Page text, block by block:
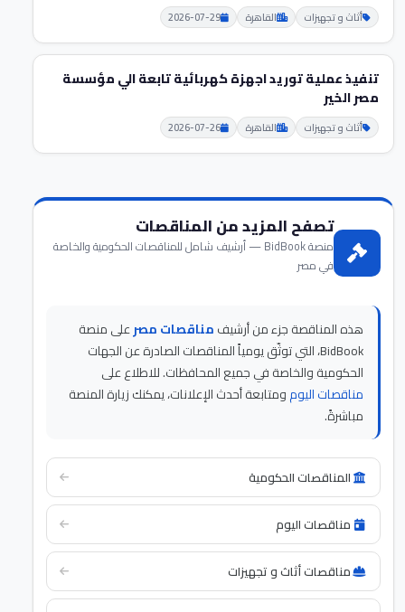
أثاث و تجهيزات القاهرة 2026-07-29
تنفيذ عملية توريد اجهزة كهربائية تابعة الي مؤسسة
مصر الخير
أثاث و تجهيزات القاهرة 2026-07-26
تصفح المزيد من المناقصات
منصة BidBook — أرشيف شامل للمناقصات الحكومية والخاصة
في مصر
هذه المناقصة جزء من أرشيفمناقصات مصرعلى منصة
BidBook، التي توثّق يومياً المناقصات الصادرة عن الجهات
الحكومية والخاصة في جميع المحافظات. للاطلاع على
مناقصات اليومومتابعة أحدث الإعلانات، يمكنك زيارة المنصة
مباشرةً.
المناقصات الحكومية
مناقصات اليوم
مناقصات أثاث و تجهيزات